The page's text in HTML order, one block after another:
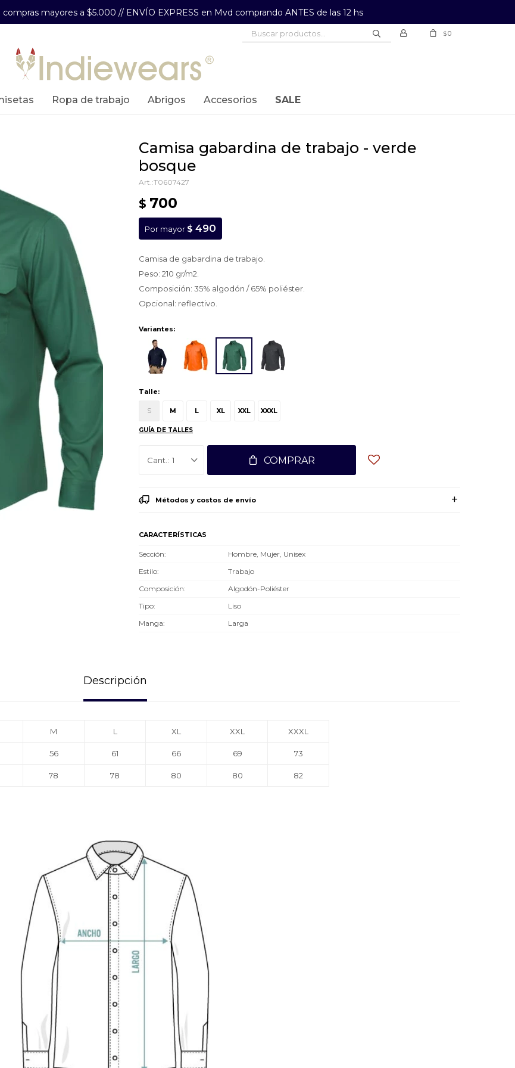
mayores a $5.000 // ENVÍO EXPRESS en Mvd comprando ANTES de las 12 hs
ropa de trabajo abrigos accesorios SALE
$0
camisa gabardina de trabajo - verde
bosque
T0607427
$ 700
Por mayor $ 490
Camisa de gabardina de trabajo.
Peso: 210 gr/m2.
Composición: 35% algodón / 65% poliéster.
Opcional: reflectivo.
Variantes:
Talle:
S M L XL XXL XXXL
GUÍA DE TALLES
1 COMPRAR
Métodos y costos de envío
CARACTERÍSTICAS
Sección
Hombre, Mujer, Unisex
Estilo
Trabajo
Composición
Algodón-Poliéster
Tipo
Liso
Manga
Larga
Descripción
M L XL XXL XXXL
56 61 66 69 73
78 78 80 80 82